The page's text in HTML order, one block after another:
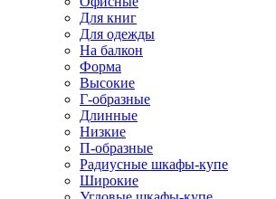
Для книг
Для одежды
На балкон
Форма
Высокие
Г-образные
Длинные
Низкие
П-образные
Радиусные шкафы-купе
Широкие